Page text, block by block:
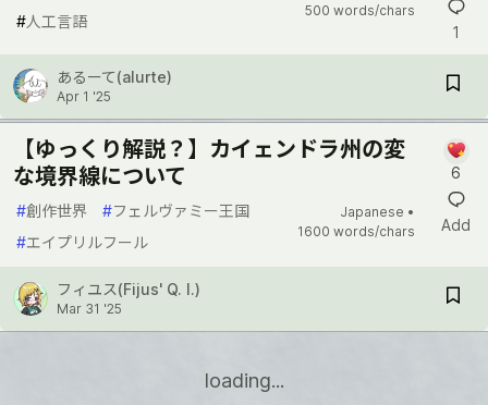
#人工言語
500 words/chars
1
あるーて(alurte)
Apr 1 '25
【ゆっくり解説？】カイェンドラ州の変
な境界線について
#創作世界 #フェルヴァミー王国
#エイプリルフール
Japanese •
1600 words/chars
6
Add
フィユス(Fijus' Q. I.)
Mar 31 '25
loading...